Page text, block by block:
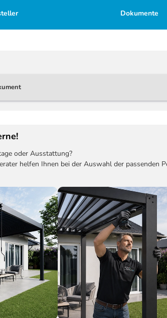
Dokumente
oder Ausstattung?
helfen Ihnen bei der Auswahl der passenden